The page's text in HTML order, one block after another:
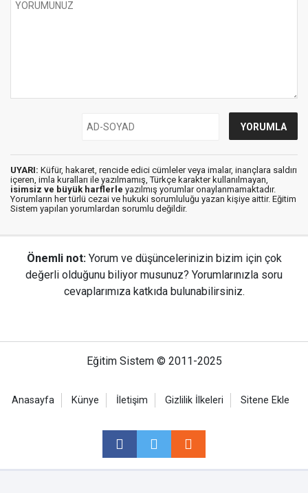
UYARI: Küfür, hakaret, rencide edici cümleler veya imalar, inançlara saldırı
içeren, imla kuralları ile yazılmamış, Türkçe karakter kullanılmayan,
isimsiz ve büyük harflerle yazılmış yorumlar onaylanmamaktadır.
Yorumların her türlü cezai ve hukuki sorumluluğu yazan kişiye aittir. Eğitim
Sistem yapılan yorumlardan sorumlu değildir.
Önemli not: Yorum ve düşüncelerinizin bizim için çok
değerli olduğunu biliyor musunuz? Yorumlarınızla soru
cevaplarımıza katkıda bulunabilirsiniz.
Eğitim Sistem © 2011-2025
Anasayfa Künye İletişim Gizlilik İlkeleri Sitene Ekle